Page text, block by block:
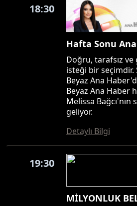
18:30
Hafta Sonu
Doğru, tarafsız
isteği bir seçimdir.
Beyaz Ana
Beyaz Ana Haber
Melissa
geliyor.
Detaylı Bilgi
19:30
MİLYONLUK